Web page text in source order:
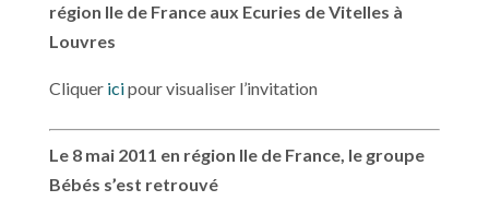
région Ile de France aux Ecuries de Vitelles à
Louvres
Cliquer icipour visualiser l’invitation
Le 8 mai 2011 en région Ile de France, le groupe
Bébés s’est retrouvé